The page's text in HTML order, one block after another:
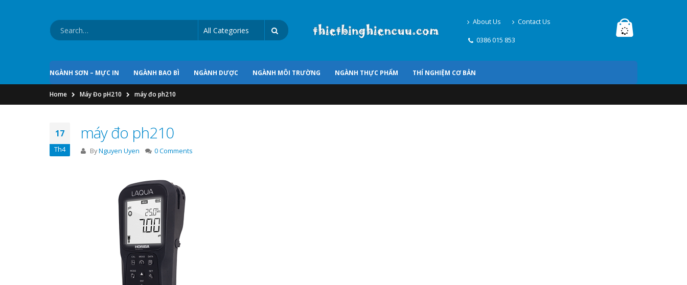
About Us Contact Us
0386 015 853
NGÀNH SƠN – MỰC IN NGÀNH BAO BÌ NGÀNH DƯỢC NGÀNH MÔI TRƯỜNG NGÀNH THỰC PHẨM THÍ NGHIỆM CƠ BẢN
Home Máy Đo pH210 máy đo ph210
17
Th4
máy đo ph210
ByNguyen Uyen 0 Comments